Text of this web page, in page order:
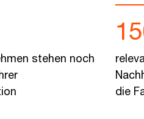
stehen noch
die